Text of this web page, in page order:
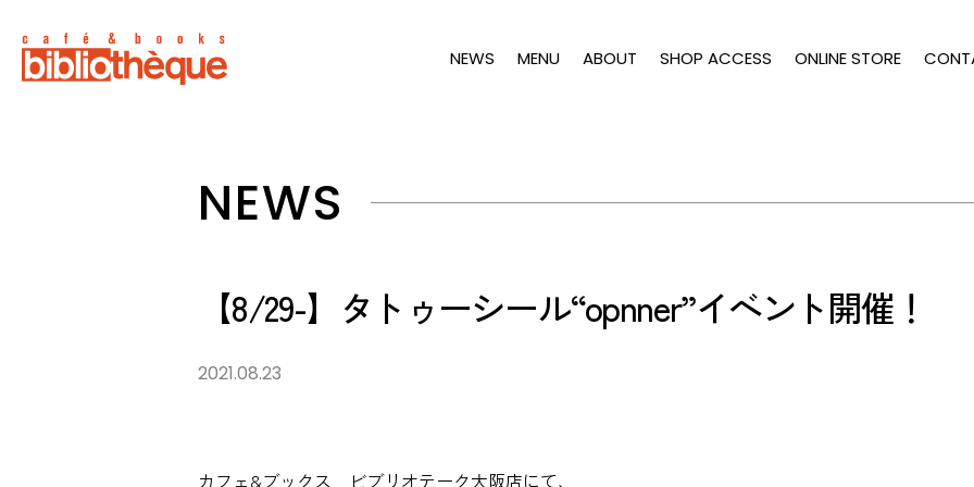
NEWS MENU ABOUT SHOP ACCESS ONLINE STORE
NEWS
【8/29-】タトゥーシール“opnner”イベント開催！
2021.08.23
カフェ&ブックス ビブリオテーク大阪店にて、